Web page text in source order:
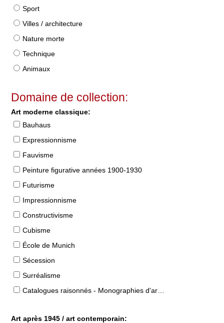
Sport
Villes / architecture
Nature morte
Technique
Animaux
Domaine de collection:
Art moderne classique:
Bauhaus
Expressionnisme
Fauvisme
Peinture figurative années 1900-1930
Futurisme
Impressionnisme
Constructivisme
Cubisme
École de Munich
Sécession
Surréalisme
Catalogues raisonnés - Monographies d'artistes
Art après 1945 / art contemporain: